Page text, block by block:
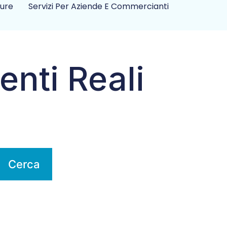
Servizi Per Aziende E Commercianti
Reali
Cerca